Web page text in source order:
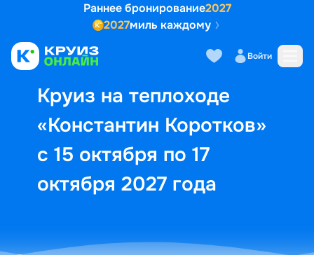
Раннее бронирование2027
2027миль каждому
Войти
Круиз на теплоходе
«Константин Коротков»
с 15 октября по 17
октября 2027 года
Выбор кают Маршрут и